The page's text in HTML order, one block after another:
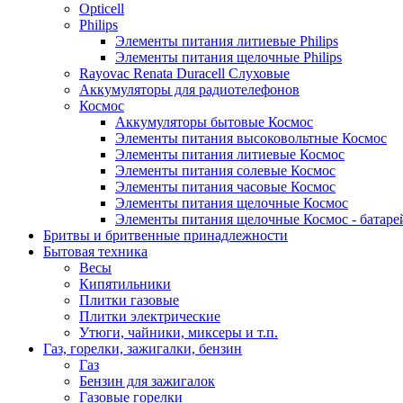
Opticell
Philips
Элементы питания литиевые Philips
Элементы питания щелочные Philips
Rayovac Renata Duracell Слуховые
Аккумуляторы для радиотелефонов
Космос
Аккумуляторы бытовые Космос
Элементы питания высоковольтные Космос
Элементы питания литиевые Космос
Элементы питания солевые Космос
Элементы питания часовые Космос
Элементы питания щелочные Космос
Элементы питания щелочные Космос -
Бритвы и бритвенные принадлежности
Бытовая техника
Весы
Кипятильники
Плитки газовые
Плитки электрические
Утюги, чайники, миксеры и т.п.
Газ, горелки, зажигалки, бензин
Газ
Бензин для зажигалок
Газовые горелки